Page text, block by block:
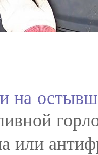
на
или